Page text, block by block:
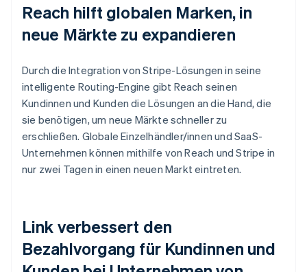
Reach hilft globalen Marken, in
neue Märkte zu expandieren
Durch die Integration von Stripe-Lösungen in seine
intelligente Routing-Engine gibt Reach seinen
Kundinnen und Kunden die Lösungen an die Hand, die
sie benötigen, um neue Märkte schneller zu
erschließen. Globale Einzelhändler/innen und SaaS-
Unternehmen können mithilfe von Reach und Stripe in
nur zwei Tagen in einen neuen Markt eintreten.
Link verbessert den
Bezahlvorgang für Kundinnen und